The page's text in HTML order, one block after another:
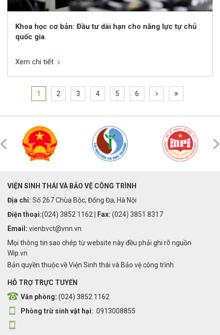
Khoa học cơ bản: Đầu tư dài hạn cho năng lực tự chủ
quốc gia
Xem chi tiết
1 2 3 4 5 6
VIỆN SINH THÁI VÀ BẢO VỆ CÔNG TRÌNH
Địa chỉ: Số 267 Chùa Bộc, Đống Đa, Hà Nội
Điện thoại:(024) 3852 1162 | Fax: (024) 3851 8317
Email: vienbvct@vnn.vn
Mọi thông tin sao chép từ website này đều phải ghi rõ nguồn
Wip.vn
Bản quyền thuộc về Viện Sinh thái và Bảo vệ công trình
HỖ TRỢ TRỰC TUYẾN
Văn phòng: (024) 3852 1162
Phòng trừ sinh vật hại: 0913008855